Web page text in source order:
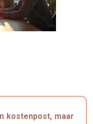
kostenpost, maar